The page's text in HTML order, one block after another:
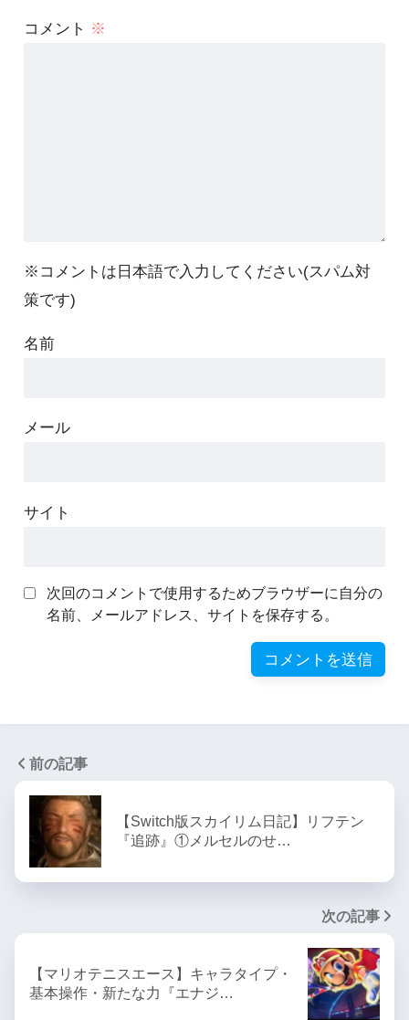
コメント ※
※コメントは日本語で入力してください(スパム対
策です)
名前
メール
サイト
次回のコメントで使用するためブラウザーに自分の
名前、メールアドレス、サイトを保存する。
前の記事
【Switch版スカイリム日記】リフテン
『追跡』①メルセルのせ…
次の記事
【マリオテニスエース】キャラタイプ・
基本操作・新たな力『エナジ…